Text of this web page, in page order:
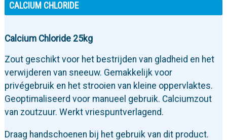
CALCIUM CHLORIDE
Calcium Chloride 25kg
Zout geschikt voor het bestrijden van gladheid en het
verwijderen van sneeuw. Gemakkelijk voor
privégebruik en het strooien van kleine oppervlaktes.
Geoptimaliseerd voor manueel gebruik. Calciumzout
van zoutzuur. Werkt vriespuntverlagend.
Draag handschoenen bij het gebruik van dit product.